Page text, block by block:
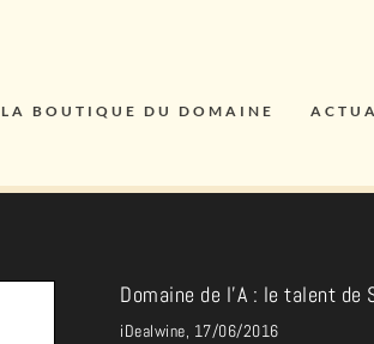
LA BOUTIQUE DU DOMAINE
Domaine de l’A : le talent de
iDealwine, 17/06/2016